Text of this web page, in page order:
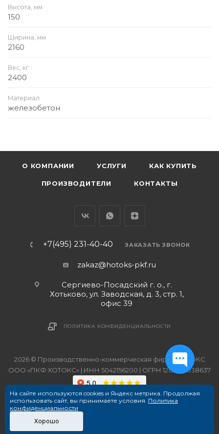
Высота, мм
150
Ширина, мм
2160
Вес, кг
2400
Материал
железобетон
О КОМПАНИИ УСЛУГИ КАК КУПИТЬ
ПРОИЗВОДИТЕЛИ КОНТАКТЫ
+7(495) 231-40-40 ЗАКАЗАТЬ ЗВОНОК
zakaz@hotoks-pkf.ru
Сергиево-Посадский г. о., г.
Хотьково, ул. Заводская, д. 3, стр. 1,
офис 39
ПОЛИТИКА КОНФИДЕНЦИАЛЬНОСТИ
2026 © Производственно-коммерческая фирма ХОТОКС
ООО «ПКФ ХОТОКС» | ИНН 5042156200 | ОГРН 1215000038637
На сайте используются cookies и Яндекс метрика. Продолжая
использовать сайт, вы принимаете условия. Политика
конфиденциальности
Хорошо